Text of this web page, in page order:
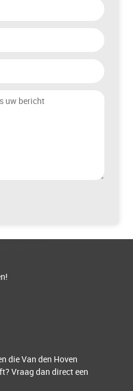
die Van den Hoven
Vraag dan direct een